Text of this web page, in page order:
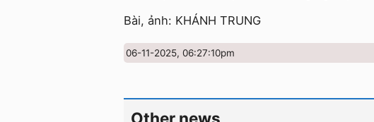
Bài, ảnh: KHÁNH TRUNG
06-11-2025, 06:27:10pm